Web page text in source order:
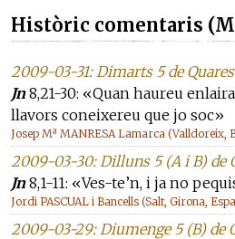
Històric comentaris
2009-03-31: Dimarts 5 de
Jn8,21-30: «Quan haureu
llavors coneixereu que jo soc»
Josep Mª MANRESA Lamarca (Valldoreix,
2009-03-30: Dilluns 5 (A i B) de
Jn8,1-11: «Ves-te’n, i ja no
Jordi PASCUAL i Bancells (Salt, Girona,
2009-03-29: Diumenge 5 (B) de